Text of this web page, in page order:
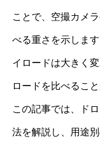
ことで、空撮カメ
べる重さを示しま
イロードは大きく
ロードを比べること
この記事では、ド
法を解説し、用途